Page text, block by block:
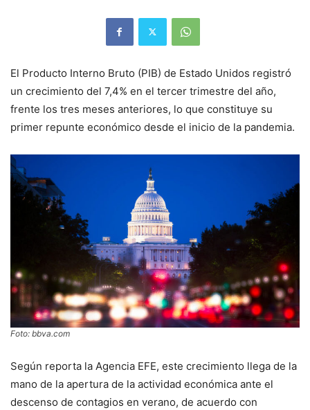
El Producto Interno Bruto (PIB) de Estado Unidos registró
un crecimiento del 7,4% en el tercer trimestre del año,
frente los tres meses anteriores, lo que constituye su
primer repunte económico desde el inicio de la pandemia.
Foto: bbva.com
Según reporta la Agencia EFE, este crecimiento llega de la
mano de la apertura de la actividad económica ante el
descenso de contagios en verano, de acuerdo con